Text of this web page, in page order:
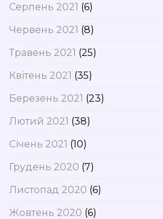
Серпень 2021 (6)
Червень 2021 (8)
Травень 2021 (25)
Квітень 2021 (35)
Березень 2021 (23)
Лютий 2021 (38)
Січень 2021 (10)
Грудень 2020 (7)
Листопад 2020 (6)
Жовтень 2020 (6)